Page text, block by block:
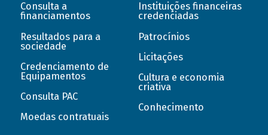
Consulta a
financiamentos
Resultados para a
sociedade
Credenciamento de
Equipamentos
Consulta PAC
Moedas contratuais
Instituições financeiras
credenciadas
Patrocínios
Licitações
Cultura e economia
criativa
Conhecimento